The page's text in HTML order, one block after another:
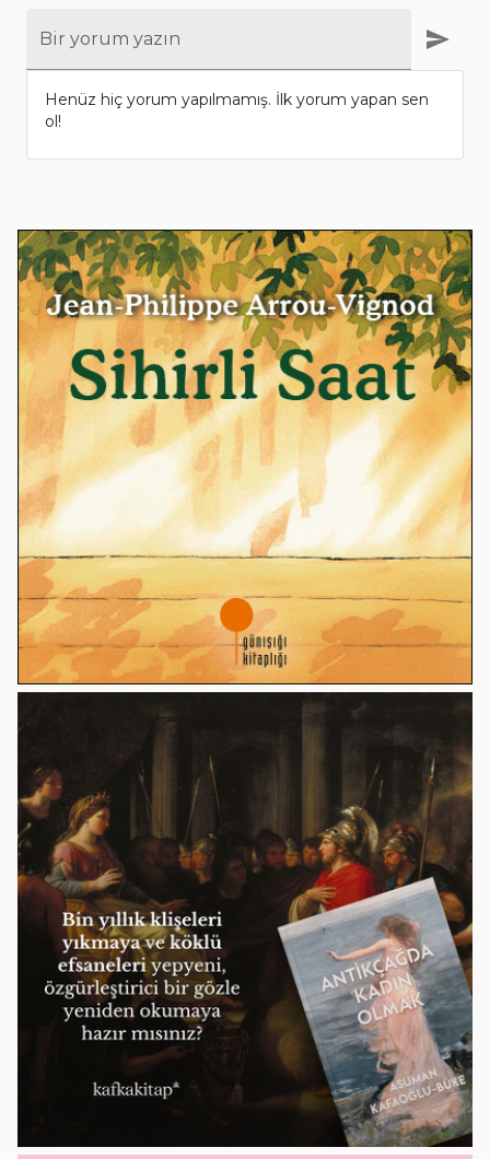
Bir yorum yazın
Henüz hiç yorum yapılmamış. İlk yorum yapan sen
ol!